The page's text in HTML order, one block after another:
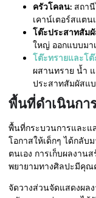
ครัวโคลน: สถา
เคาน์เตอร์สแตน
โต๊ะประสาทสัม
ใหญ่ ออกแบบมา
โต๊ะทรายและโ
ผสานทราย น้ำ
ประสาทสัมผัสแ
พื้นที่ดำเนินกา
พื้นที่กระบวนการและแ
โอกาสให้เด็กๆ ได้กลับ
ตนเอง การเก็บผลงาน
พยายามทางศิลปะมีคุณ
จัดวางส่วนจัดแสดงผล